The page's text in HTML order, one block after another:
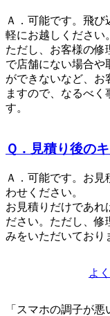
Ａ．可能です。飛
軽にお越しください。
ただし、お客様の修
で店舗にない場合や
ができないなど、お
ますので、なるべく
す。
Ｑ．見積り後の
Ａ．可能です。お
わせください。
お見積りだけであれ
ださい。ただし、修
みをいただいており
よ
「スマホの調子が